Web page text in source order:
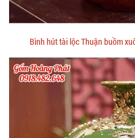
Bình hút tài lộc Thuận buồm